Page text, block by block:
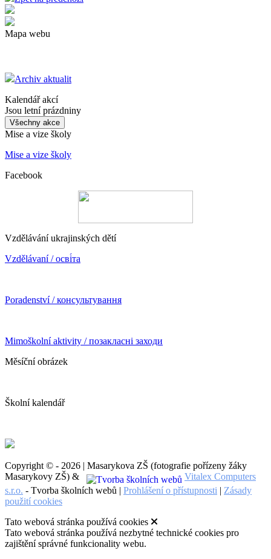
Mapa webu
Archiv aktualit
Kalendář akcí
Jsou letní prázdniny
Všechny akce
Mise a vize školy
Mise a vize školy
Facebook
Vzdělávání ukrajinských dětí
Vzdělávaní / осві́та
Poradenství / консультування
Mimoškolní aktivity / позакласні заходи
Měsíční obrázek
Školní kalendář
Copyright © - 2026 | Masarykova ZŠ (fotografie pořízeny žáky
Masarykovy ZŠ) &
Vitalex Computers
s.r.o. - Tvorba školních webů | Prohlášení o přístupnosti | Zásady
použití cookies
Tato webová stránka používá cookies
Tato webová stránka používá nezbytné technické cookies pro
zajištění správné funkcionality webu.